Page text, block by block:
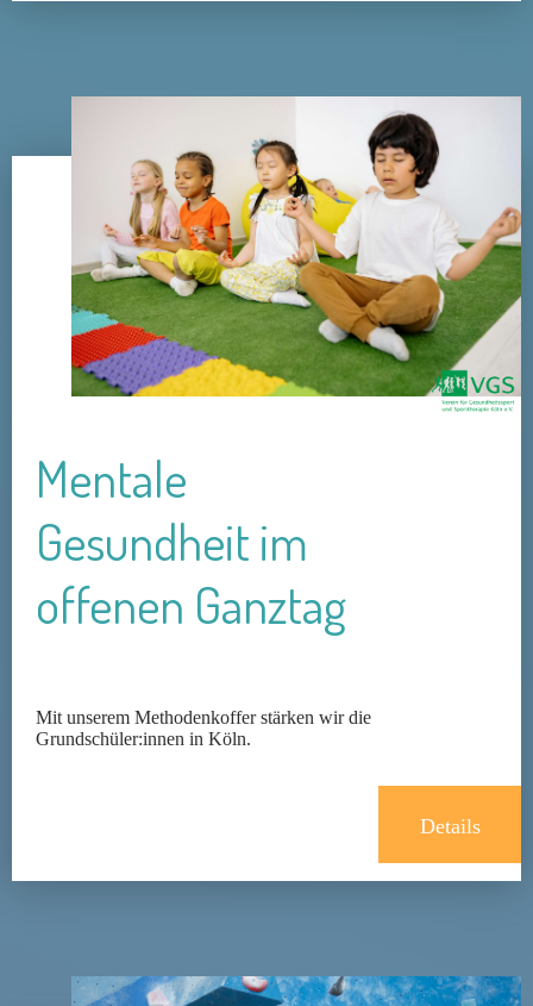
Mentale
Gesundheit im
offenen Ganztag
Mit unserem Methodenkoffer stärken wir die
Grundschüler:innen in Köln.
Details